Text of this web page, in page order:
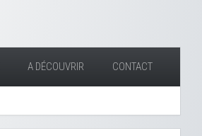
A DÉCOUVRIR CONTACT